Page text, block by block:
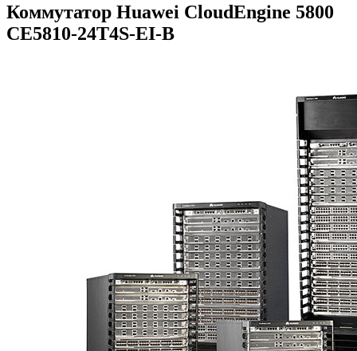
Коммутатор Huawei CloudEngine 5800
CE5810-24T4S-EI-B